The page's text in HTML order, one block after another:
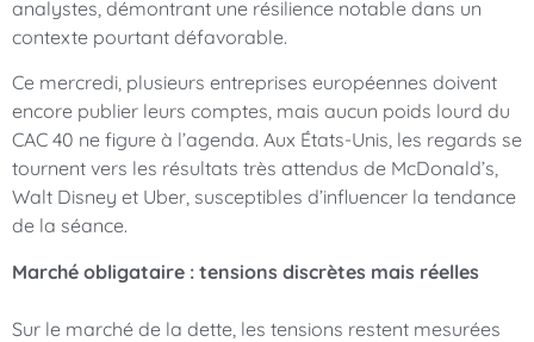
analystes, démontrant une résilience notable dans un
contexte pourtant défavorable.
Ce mercredi, plusieurs entreprises européennes doivent
encore publier leurs comptes, mais aucun poids lourd du
CAC 40 ne figure à l’agenda. Aux États-Unis, les regards se
tournent vers les résultats très attendus de McDonald’s,
Walt Disney et Uber, susceptibles d’influencer la tendance
de la séance.
Marché obligataire : tensions discrètes mais réelles
Sur le marché de la dette, les tensions restent mesurées